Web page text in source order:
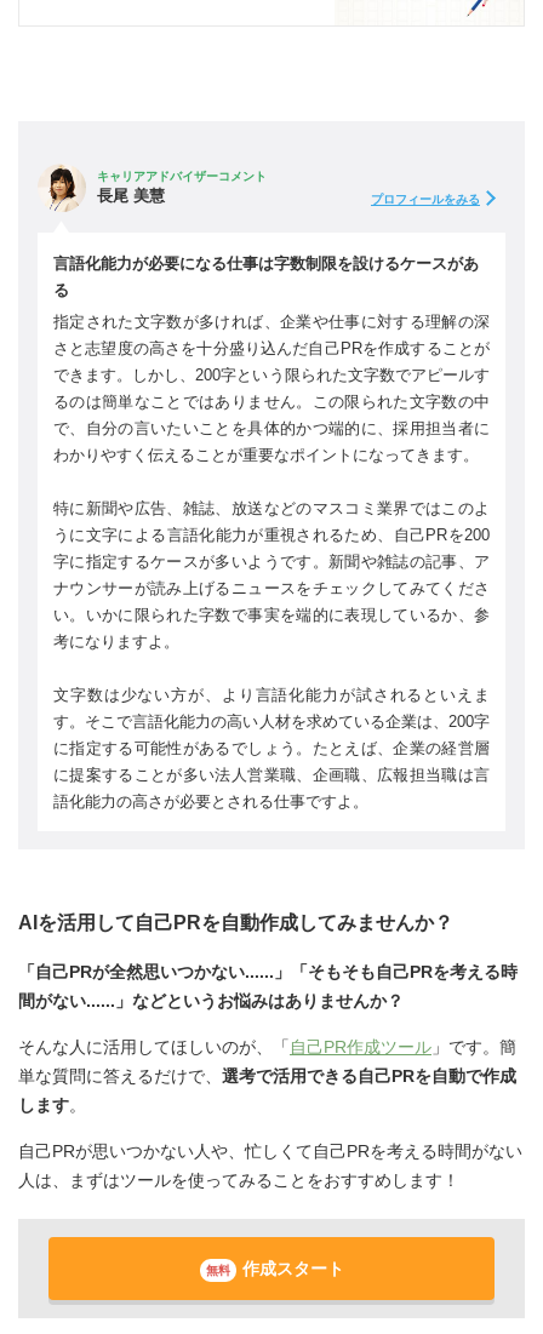
キャリアアドバイザーコメント
長尾 美慧 プロフィールをみる
言語化能力が必要になる仕事は字数制限を設けるケースがあ
る
指定された文字数が多ければ、企業や仕事に対する理解の深
さと志望度の高さを十分盛り込んだ自己PRを作成することが
できます。しかし、200字という限られた文字数でアピールす
るのは簡単なことではありません。この限られた文字数の中
で、自分の言いたいことを具体的かつ端的に、採用担当者に
わかりやすく伝えることが重要なポイントになってきます。
特に新聞や広告、雑誌、放送などのマスコミ業界ではこのよ
うに文字による言語化能力が重視されるため、自己PRを200
字に指定するケースが多いようです。新聞や雑誌の記事、ア
ナウンサーが読み上げるニュースをチェックしてみてくださ
い。いかに限られた字数で事実を端的に表現しているか、参
考になりますよ。
文字数は少ない方が、より言語化能力が試されるといえま
す。そこで言語化能力の高い人材を求めている企業は、200字
に指定する可能性があるでしょう。たとえば、企業の経営層
に提案することが多い法人営業職、企画職、広報担当職は言
語化能力の高さが必要とされる仕事ですよ。
AIを活用して自己PRを自動作成してみませんか？
「自己PRが全然思いつかない......」「そもそも自己PRを考える時
間がない......」などというお悩みはありませんか？
そんな人に活用してほしいのが、「 自己PR作成ツール 」です。簡
単な質問に答えるだけで、 選考で活用できる自己PRを自動で作成
します。
自己PRが思いつかない人や、忙しくて自己PRを考える時間がない
人は、まずはツールを使ってみることをおすすめします！
無料 作成スタート